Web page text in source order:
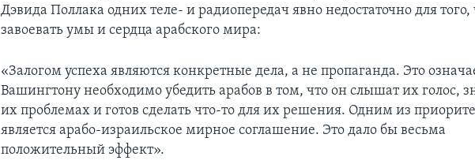
Дэвида Поллака одних теле- и радиопередач явно недостаточно для того,
завоевать умы и сердца арабского мира:
«Залогом успеха являются конкретные дела, а не пропаганда. Это
Вашингтону необходимо убедить арабов в том, что он слышат их голос,
их проблемах и готов сделать что-то для их решения. Одним из
является арабо-израильское мирное соглашение. Это дало бы весьма
положительный эффект».